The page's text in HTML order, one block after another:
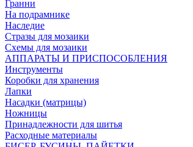
Гранни
На подрамнике
Наследие
Стразы для мозаики
Схемы для мозаики
АППАРАТЫ И ПРИСПОСОБЛЕНИЯ
Инструменты
Коробки для хранения
Лапки
Насадки (матрицы)
Ножницы
Принадлежности для шитья
Расходные материалы